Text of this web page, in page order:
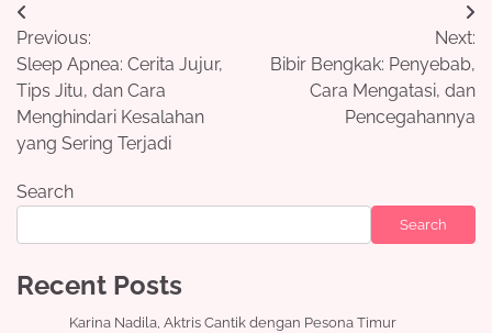
Post
navigation
Previous:
Sleep Apnea: Cerita Jujur,
Tips Jitu, dan Cara
Menghindari Kesalahan
yang Sering Terjadi
Next:
Bibir Bengkak: Penyebab,
Cara Mengatasi, dan
Pencegahannya
Search
Search
Recent Posts
Karina Nadila, Aktris Cantik dengan Pesona Timur